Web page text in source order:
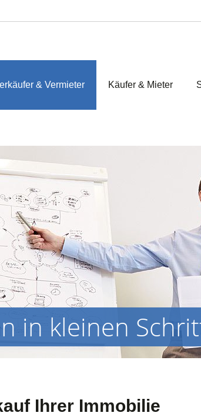
& Vermieter Käufer & Mieter
in kleinen
Ihrer Immobilie